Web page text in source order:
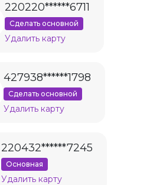
220220******6711
Сделать основной
Удалить карту
427938******1798
Сделать основной
Удалить карту
220432******7245
Основная
Удалить карту